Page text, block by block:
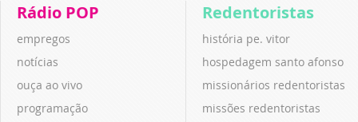
Rádio POP
empregos
notícias
ouça ao vivo
programação
Redentoristas
história pe. vitor
hospedagem santo afonso
missionários redentoristas
missões redentoristas